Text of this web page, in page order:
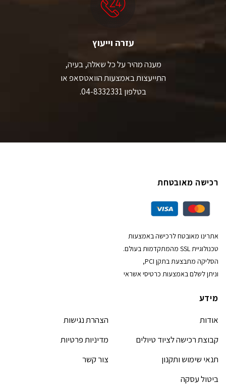
עזרה וייעוץ
מענה מהיר על כל שאלה, בעיה,
התייעצות באמצעות הוואטסאפ או
בטלפון 04-8332331.
רכישה מאובטחת
אתרינו מאובטח לרכישה באמצעות
טכנולוגיית SSL מהמתקדמות בעולם.
הסליקה מתבצעת בתקן PCI,
וניתן לשלם באמצעות כרטיסי אשראי
מידע
אודות
קבוצת רכישה לציוד טיולים
תנאי שימוש ותקנון
ביטול עסקה
הצהרת נגישות
מדיניות פרטיות
צור קשר